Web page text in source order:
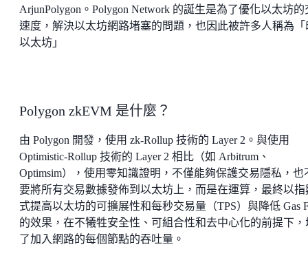
ArjunPolygon。Polygon Network 的誕生是為了優化以太坊的
速度，解決以太坊網路堵塞的問題，也因此被許多人稱為「
以太坊」
Polygon zkEVM 是什麼？
由 Polygon 開發，使用 zk-Rollup 技術的 Layer 2。與使用
Optimistic-Rollup 技術的 Layer 2 相比（如 Arbitrum、
Optimsim），使用零知識證明，不僅能夠保護交易隱私，也
要將所有交易數據發佈到以太坊上，而是在運算，最終以指
式提高以太坊的可擴展性和每秒交易量（TPS）與降低 Gas
的效果，在不犧牲安全性、可組合性和去中心化的前提下，
了加入網路的每個節點的吞吐量。